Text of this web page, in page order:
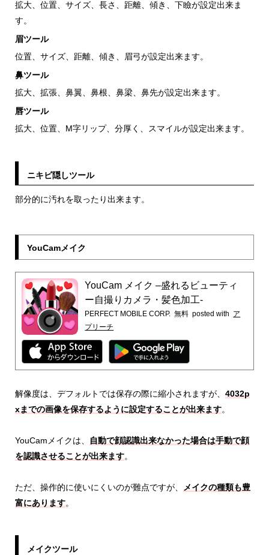
拡大、位置、サイズ、長さ、距離、傾き、下瞼が設定出来ま
す。
眉ツール
位置、サイズ、距離、傾き、眉弓が設定出来ます。
鼻ツール
拡大、拡張、鼻翼、鼻根、鼻梁、鼻先が設定出来ます。
唇ツール
拡大、位置、M字リップ、分厚く、スマイルが設定出来ます。
ニキビ隠しツール
部分的に汚れを取ったり出来ます。
YouCamメイク
YouCam メイク –盛れるビューティ
ー自撮りカメラ・髪色加工-
PERFECT MOBILE CORP. 無料 posted with ア
プリーチ
解像度は、デフォルトでは保存の際に縮小されますが、 4032p
xまでの画像を保存するように設定することが出来ます。
YouCamメイクは、 自動で顔認識出来なかった場合は手動で顔
を認識させることが出来ます。
ただ、操作的に使いにくいのが難点ですが、 メイクの種類も豊
富にあります。
メイクツール